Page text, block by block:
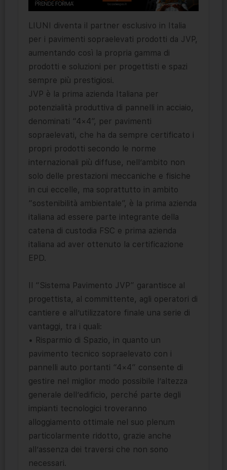
LIUNI diventa il partner esclusivo in Italia
per i pavimenti sopraelevati prodotti da JVP,
aumentando così la propria gamma di
prodotti e soluzioni per progettisti e spazi
sempre più prestigiosi.
JVP è la prima azienda Italiana per
potenzialità produttiva di pannelli in acciaio,
denominati “4×4”, per pavimenti
sopraelevati, che ha da sempre certificato i
propri prodotti secondo le norme
internazionali più diffuse, nell’ambito non
solo delle prestazioni meccaniche e fisiche
in cui eccelle, ma soprattutto in ambito
“sostenibilità ambientale”, è la prima azienda
italiana ad essere parte integrante della
catena di custodia FSC e prima azienda
italiana ad aver ottenuto la certificazione
EPD.
Il “Sistema Pavimento JVP” garantisce al
progettista, al committente, agli operatori di
cantiere e all’utilizzatore finale una serie di
vantaggi, tra i quali:
• Risparmio di Spazio, in quanto un
pavimento tecnico sopraelevato con i
pannelli auto portanti “4×4” consente di
gestire nel miglior modo possibile l’altezza
generale dell’edificio, perché parte degli
impianti tecnologici troveranno
alloggiamento ottimale nel suo plenum
particolarmente ridotto, grazie anche
all’assenza dei traversi che non sono
necessari.